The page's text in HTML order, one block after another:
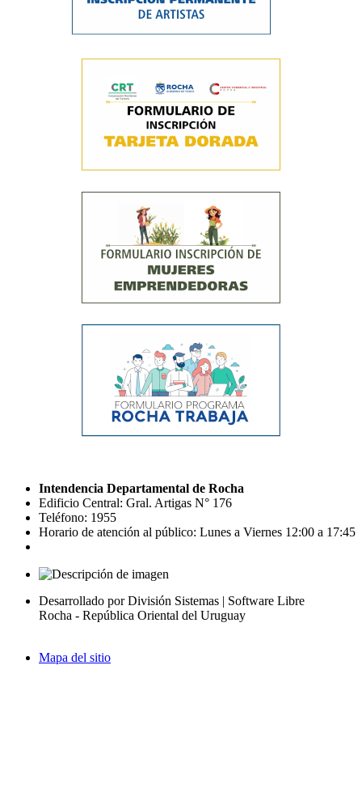
Intendencia Departamental de Rocha
Edificio Central: Gral. Artigas N° 176
Teléfono: 1955
Horario de atención al público: Lunes a Viernes 12:00 a 17:45
Desarrollado por División Sistemas | Software Libre
Rocha - República Oriental del Uruguay
Mapa del sitio